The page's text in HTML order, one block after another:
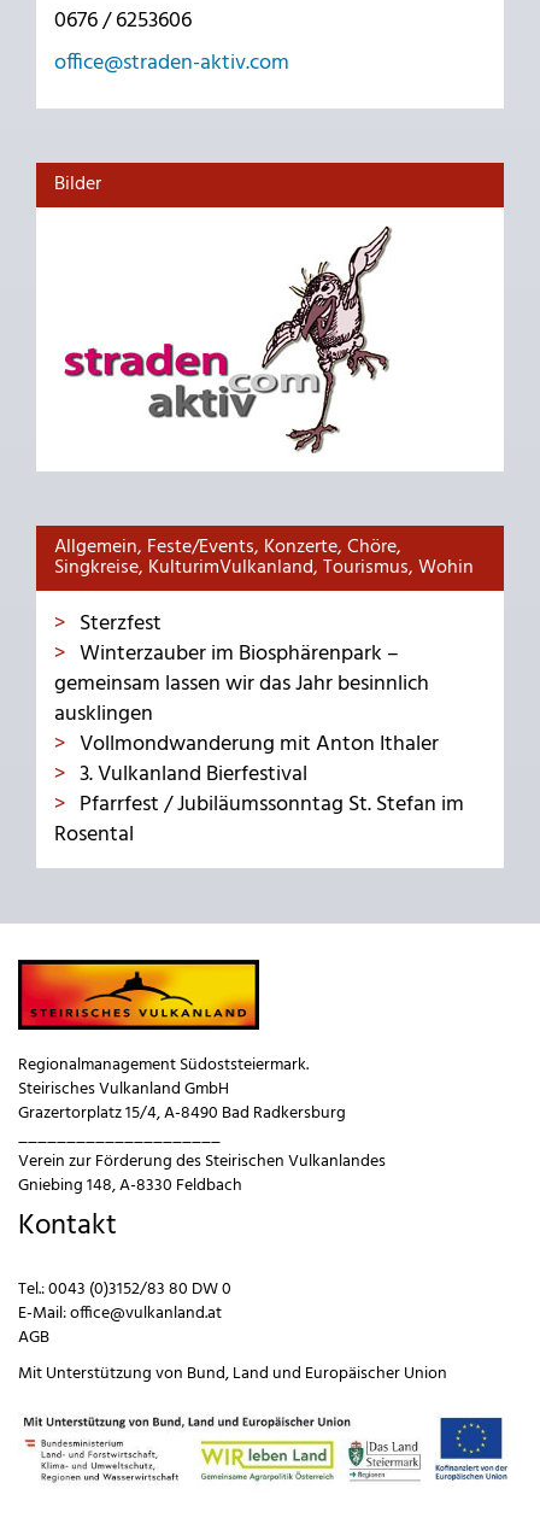
0676 / 6253606
office@straden-aktiv.com
Bilder
Allgemein, Feste/Events, Konzerte, Chöre,
Singkreise, KulturimVulkanland, Tourismus, Wohin
Sterzfest
Winterzauber im Biosphärenpark –
gemeinsam lassen wir das Jahr besinnlich
ausklingen
Vollmondwanderung mit Anton Ithaler
3. Vulkanland Bierfestival
Pfarrfest / Jubiläumssonntag St. Stefan im
Rosental
Regionalmanagement Südoststeiermark.
Steirisches Vulkanland GmbH
Grazertorplatz 15/4, A-8490 Bad Radkersburg
_____________________
Verein zur Förderung des Steirischen Vulkanlandes
Gniebing 148, A-8330 Feldbach
Kontakt
Tel.:0043 (0)3152/83 80 DW 0
E-Mail:office@vulkanland.at
AGB
Mit Unterstützung von Bund,Land und Europäischer Union